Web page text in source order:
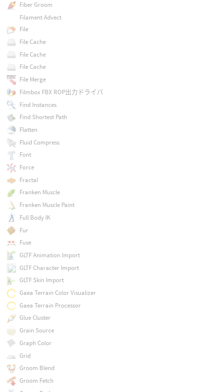
Fiber Groom
Filament Advect
File
File Cache
File Cache
File Cache
File Merge
Filmbox FBX ROP出力ドライバ
Find Instances
Find Shortest Path
Flatten
Fluid Compress
Font
Force
Fractal
Franken Muscle
Franken Muscle Paint
Full Body IK
Fur
Fuse
GLTF Animation Import
GLTF Character Import
GLTF Skin Import
Gaea Terrain Color Visualizer
Gaea Terrain Processor
Glue Cluster
Grain Source
Graph Color
Grid
Groom Blend
Groom Fetch